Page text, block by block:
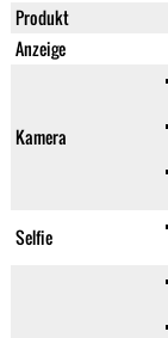
Produkt
Anzeige
Kamera
Selfie